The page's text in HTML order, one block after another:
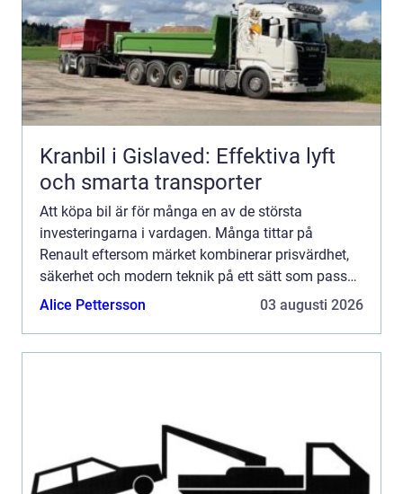
Kranbil i Gislaved: Effektiva lyft
och smarta transporter
Att köpa bil är för många en av de största
investeringarna i vardagen. Många tittar på
Renault eftersom märket kombinerar prisvärdhet,
säkerhet och modern teknik på ett sätt som passar
både familjer, pendlare och företagare. Den som
Alice Pettersson 03 augusti 2026